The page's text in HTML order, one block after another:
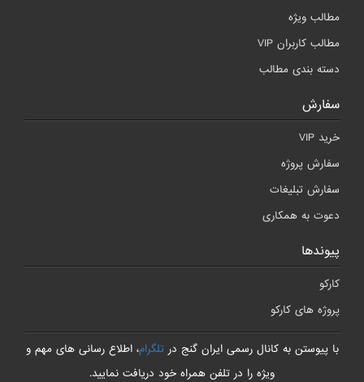
مطالب ویژه
مطالب کاربران VIP
دسته بندی مطالب
سفارش
خرید VIP
سفارش پروژه
سفارش تبلیغات
دعوت به همکاری
پیوندها
کارکو
پروژه های کارکو
با پیوستن به کانال رسمی ایران گنج درتلگرام، اطلاع رسانی های مهم و
ویژه را در تلفن همراه خود دریافت نمایید.